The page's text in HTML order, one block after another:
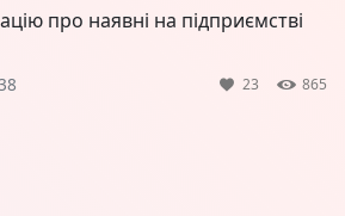
про наявні на підприємстві
23 865